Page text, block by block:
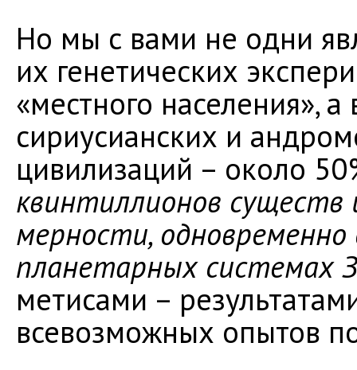
Но мы с вами не одни
их генетических
«местного населения»,
сириусианских и
цивилизаций – около
квинтиллионов
мерности,
планетарных системах
метисами –
всевозможных опытов